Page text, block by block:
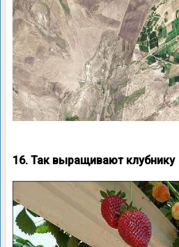
16. Так выращивают клубнику